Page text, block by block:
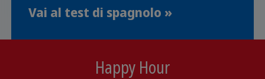
Vai al test di spagnolo »
Happy Hour